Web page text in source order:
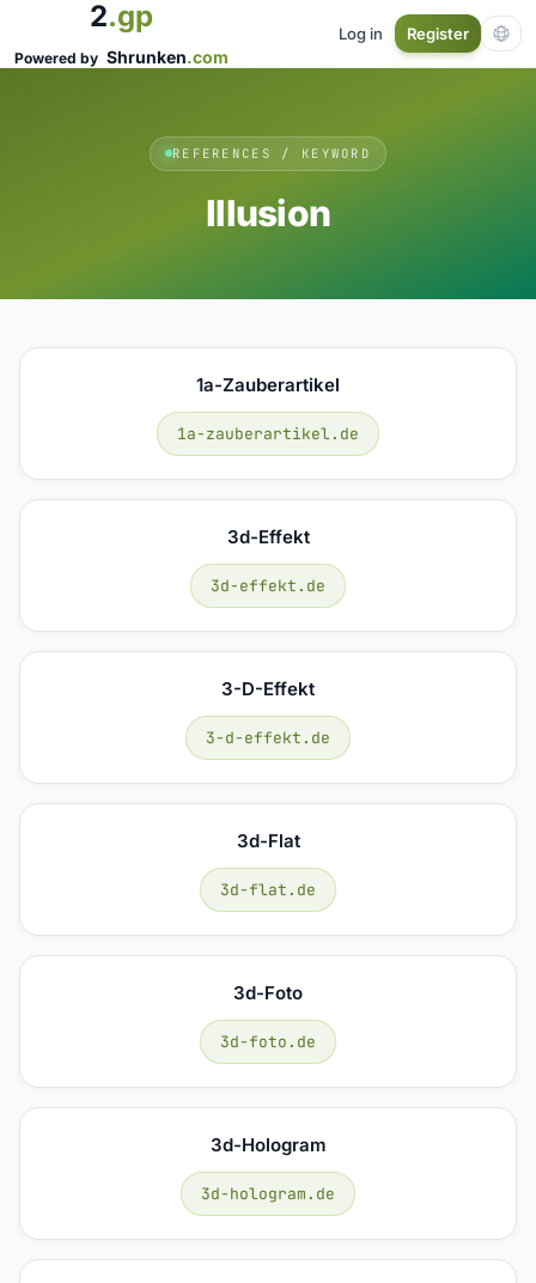
2.gp
Powered by Shrunken.com
Log in Register
REFERENCES / KEYWORD
Illusion
1a-Zauberartikel
1a-zauberartikel.de
3d-Effekt
3d-effekt.de
3-D-Effekt
3-d-effekt.de
3d-Flat
3d-flat.de
3d-Foto
3d-foto.de
3d-Hologram
3d-hologram.de